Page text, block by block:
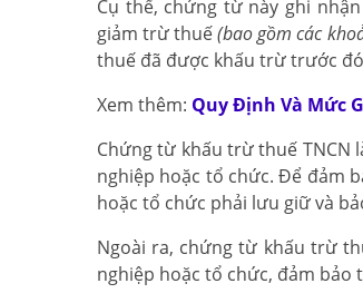
Cụ thể, chứng từ này ghi
giảm trừ thuế(bao gồm các
thuế đã được khấu trừ trước
Xem thêm: Quy Định Và Mức
Chứng từ khấu trừ thuế
nghiệp hoặc tổ chức. Để đảm
hoặc tổ chức phải lưu giữ và
Ngoài ra, chứng từ khấu trừ
nghiệp hoặc tổ chức, đảm bảo